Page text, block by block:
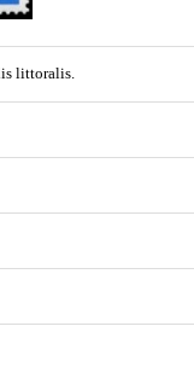
littoralis.